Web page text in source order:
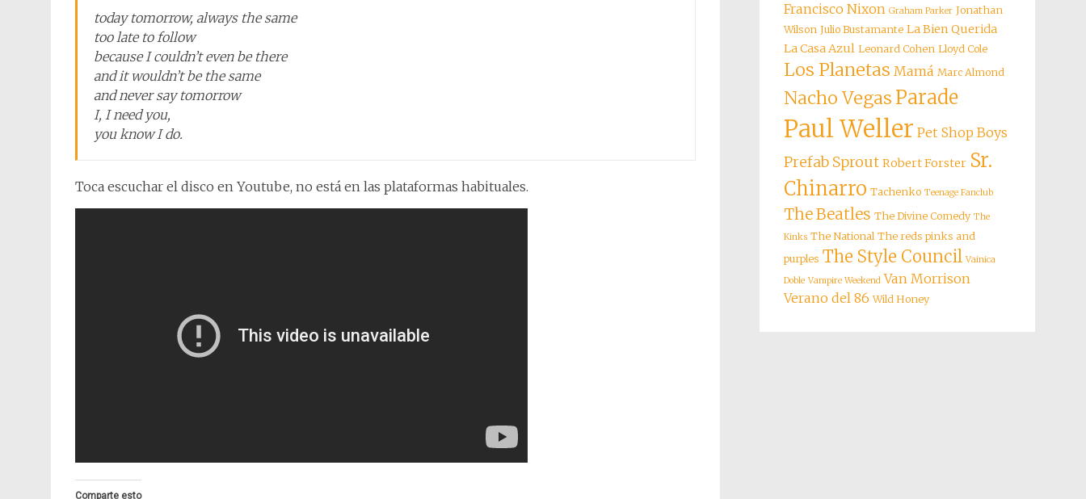
today tomorrow, always the same
too late to follow
because I couldn’t even be there
and it wouldn’t be the same
and never say tomorrow
I, I need you,
you know I do.
Toca escuchar el disco en Youtube, no está en las plataformas habituales.
Comparte esto
Francisco Nixon Graham Parker Jonathan
Wilson Julio Bustamante La Bien Querida
La Casa Azul Leonard Cohen Lloyd Cole
Los Planetas Mamá Marc Almond
Nacho Vegas Parade
Paul Weller Pet Shop Boys
Prefab Sprout Robert Forster Sr.
Chinarro Tachenko Teenage Fanclub
The Beatles The Divine Comedy The
Kinks The National The reds pinks and
purples The Style Council Vainica
Doble Vampire Weekend Van Morrison
Verano del 86 Wild Honey